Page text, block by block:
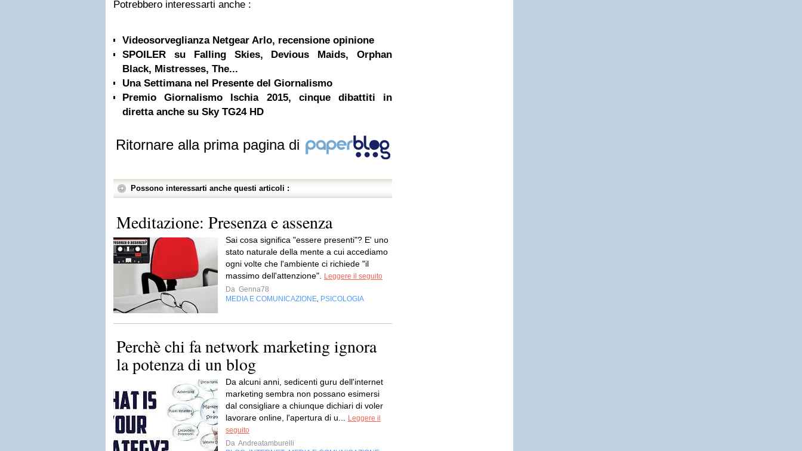
Potrebbero interessarti anche :
Videosorveglianza Netgear Arlo, recensione opinione
SPOILER su Falling Skies, Devious Maids, Orphan
Black, Mistresses, The...
Una Settimana nel Presente del Giornalismo
Premio Giornalismo Ischia 2015, cinque dibattiti in
diretta anche su Sky TG24 HD
Ritornare alla prima pagina di
Possono interessarti anche questi articoli :
Meditazione: Presenza e assenza
Sai cosa significa "essere presenti"? E' uno
stato naturale della mente a cui accediamo
ogni volte che l'ambiente ci richiede "il
massimo dell'attenzione".
Leggere il seguito
Da Genna78
MEDIA E COMUNICAZIONE PSICOLOGIA
Perchè chi fa network marketing ignora
la potenza di un blog
Da alcuni anni, sedicenti guru dell'internet
marketing sembra non possano esimersi
dal consigliare a chiunque dichiari di voler
lavorare online, l'apertura di u...
Leggere il
seguito
Da Andreatamburelli